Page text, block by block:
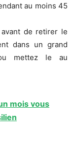
au moins 45
avant de retirer le
dans un grand
mettez le au
mois vous